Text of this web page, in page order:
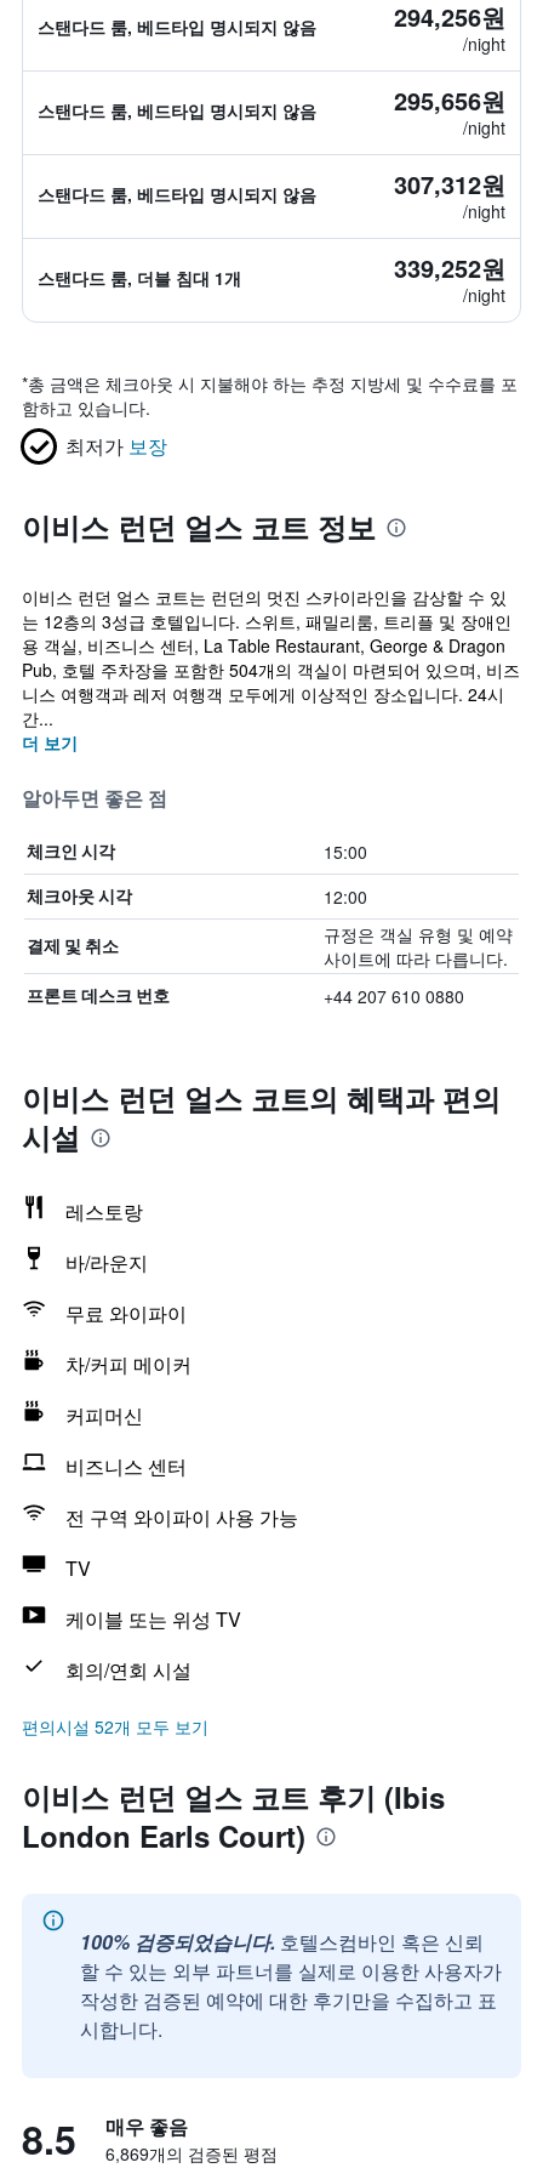
스탠다드 룸, 베드타입 명시되지 않음 294,256원
/night
스탠다드 룸, 베드타입 명시되지 않음 295,656원
/night
스탠다드 룸, 베드타입 명시되지 않음 307,312원
/night
스탠다드 룸, 더블 침대 1개 339,252원
/night
*총 금액은 체크아웃 시 지불해야 하는 추정 지방세 및 수수료를 포
함하고 있습니다.
최저가 보장
이비스 런던 얼스 코트 정보
이비스 런던 얼스 코트는 런던의 멋진 스카이라인을 감상할 수 있
는 12층의 3성급 호텔입니다. 스위트, 패밀리룸, 트리플 및 장애인
용 객실, 비즈니스 센터, La Table Restaurant, George & Dragon
Pub, 호텔 주차장을 포함한 504개의 객실이 마련되어 있으며, 비즈
니스 여행객과 레저 여행객 모두에게 이상적인 장소입니다. 24시
간...
더 보기
알아두면 좋은 점
체크인 시각 15:00
체크아웃 시각 12:00
결제 및 취소
규정은 객실 유형 및 예약
사이트에 따라 다릅니다.
프론트 데스크 번호 +44 207 610 0880
이비스 런던 얼스 코트의 혜택​과 편의
시설
레스토랑
바/라운지
무료 와이파이
차/커피 메이커
커피머신
비즈니스 센터
전 구역 와이파이 사용 가능
TV
케이블 또는 위성 TV
회의/연회 시설
편의시설 52개 모두 보기
이비스 런던 얼스 코트 후기 (Ibis
London Earls Court)
100% 검증되었습니다. 호텔스컴바인 혹은 신뢰
할 수 있는 외부 파트너를 실제로 이용한 사용자가
작성한 검증된 예약에 대한 후기만을 수집하고 표
시합니다.
8.5 매우 좋음
6,869개의 검증된 평점